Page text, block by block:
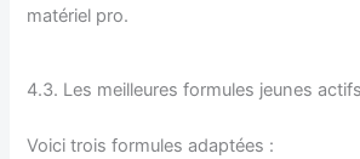
matériel pro.
4.3. Les meilleures formules jeunes
Voici trois formules adaptées :